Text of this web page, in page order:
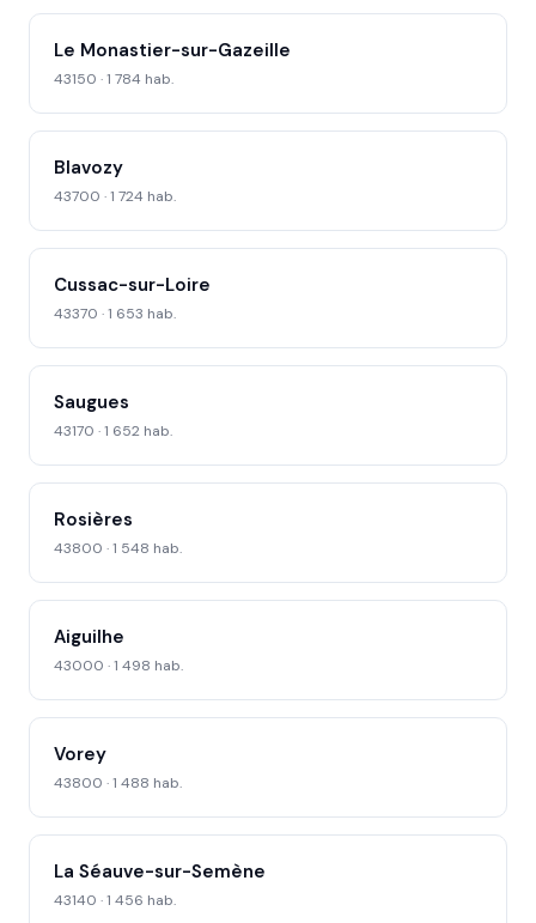
Le Monastier-sur-Gazeille
43150 · 1 784 hab.
Blavozy
43700 · 1 724 hab.
Cussac-sur-Loire
43370 · 1 653 hab.
Saugues
43170 · 1 652 hab.
Rosières
43800 · 1 548 hab.
Aiguilhe
43000 · 1 498 hab.
Vorey
43800 · 1 488 hab.
La Séauve-sur-Semène
43140 · 1 456 hab.